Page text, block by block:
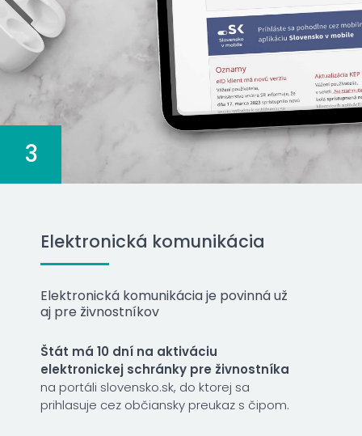
3
Elektronická komunikácia
Elektronická komunikácia je povinná už
aj pre živnostníkov
Štát má 10 dní na aktiváciu
elektronickej schránky pre živnostníka
na portáli slovensko.sk, do ktorej sa
prihlasuje cez občiansky preukaz s čipom.